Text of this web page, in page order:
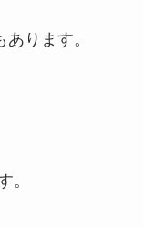
ります。
。